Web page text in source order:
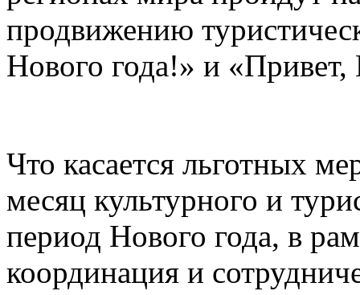
продвижению
Нового года!» и
Что касается льготных
месяц культурного и
период Нового года, в
координация и